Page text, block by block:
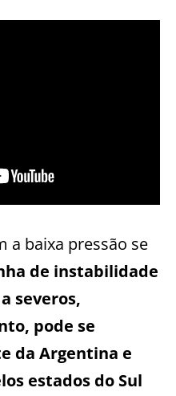
a baixa pressão se
de instabilidade
severos,
pode se
da Argentina e
estados do Sul